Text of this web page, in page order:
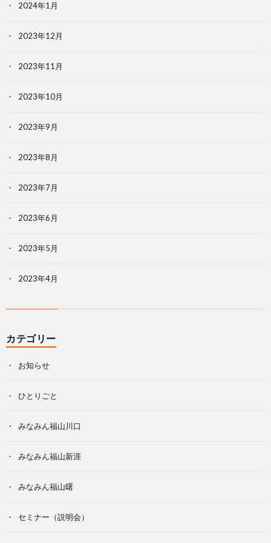
2024年1月
2023年12月
2023年11月
2023年10月
2023年9月
2023年8月
2023年7月
2023年6月
2023年5月
2023年4月
カテゴリー
お知らせ
ひとりごと
みなみん福山川口
みなみん福山新涯
みなみん福山曙
セミナー（説明会）